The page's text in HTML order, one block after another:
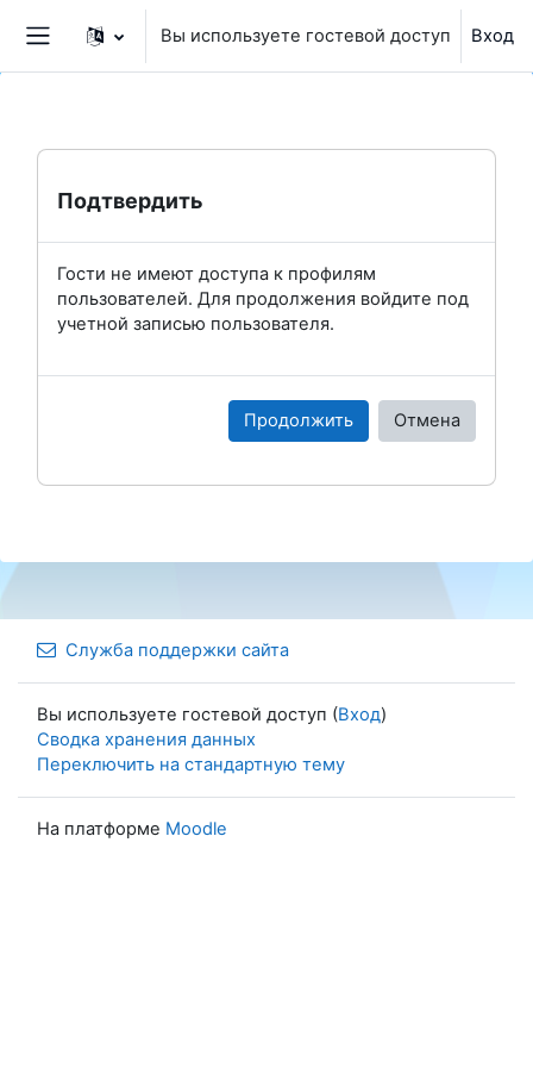
Перейти к основному содержанию
Боковая панель
Вы используете гостевой доступ Вход
Подтвердить
Гости не имеют доступа к профилям
пользователей. Для продолжения войдите под
учетной записью пользователя.
Продолжить Отмена
Служба поддержки сайта
Вы используете гостевой доступ (Вход)
Сводка хранения данных
Переключить на стандартную тему
На платформе Moodle